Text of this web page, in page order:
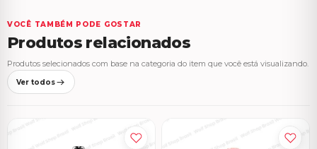
VOCÊ TAMBÉM PODE GOSTAR
Produtos relacionados
Produtos selecionados com base na categoria do item que você está visualizando.
Ver todos